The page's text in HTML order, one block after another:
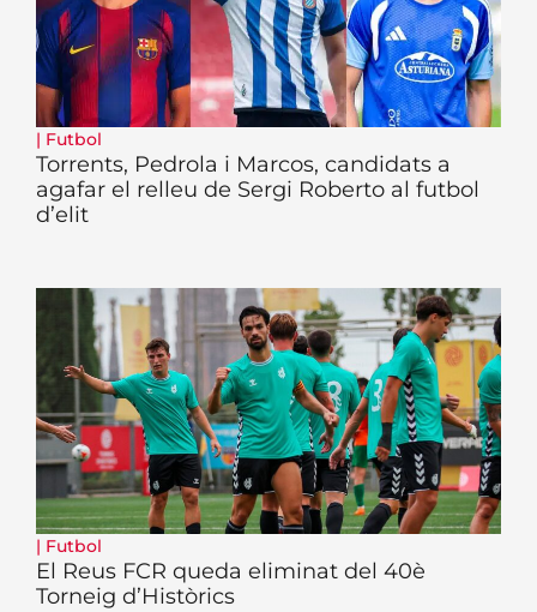
| Futbol
Torrents, Pedrola i Marcos, candidats a
agafar el relleu de Sergi Roberto al futbol
d’elit
| Futbol
El Reus FCR queda eliminat del 40è
Torneig d’Històrics